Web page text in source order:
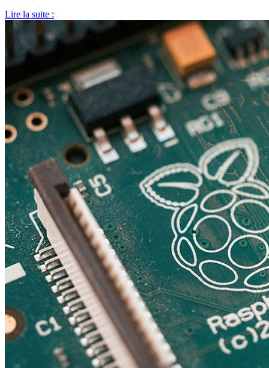
Lire la suite :